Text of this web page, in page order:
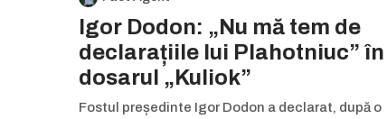
Igor Dodon: „Nu mă tem de
declarațiile lui Plahotniuc” în
dosarul „Kuliok”
Fostul președinte Igor Dodon a declarat, după o